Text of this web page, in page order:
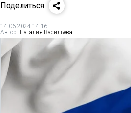
Поделиться
14.06.2024 14:16
Автор: Наталия Васильева